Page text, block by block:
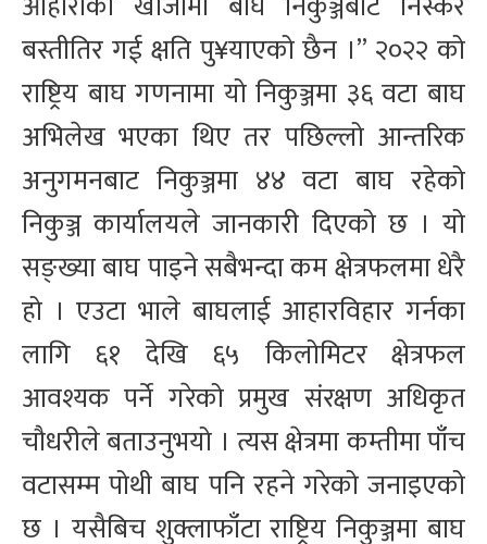
बस्तीतिर गई क्षति पु¥याएको छैन ।” २०२२ को
राष्ट्रिय बाघ गणनामा यो निकुञ्जमा ३६ वटा बाघ
अभिलेख भएका थिए तर पछिल्लो आन्तरिक
अनुगमनबाट निकुञ्जमा ४४ वटा बाघ रहेको
निकुञ्ज कार्यालयले जानकारी दिएको छ । यो
सङ्ख्या बाघ पाइने सबैभन्दा कम क्षेत्रफलमा धेरै
हो । एउटा भाले बाघलाई आहारविहार गर्नका
लागि ६१ देखि ६५ किलोमिटर क्षेत्रफल
आवश्यक पर्ने गरेको प्रमुख संरक्षण अधिकृत
चौधरीले बताउनुभयो । त्यस क्षेत्रमा कम्तीमा पाँच
वटासम्म पोथी बाघ पनि रहने गरेको जनाइएको
छ । यसैबिच शुक्लाफाँटा राष्ट्रिय निकुञ्जमा बाघ